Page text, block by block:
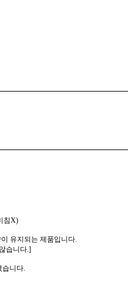
침X)
유지되는 제품입니다.
습니다.]
습니다.